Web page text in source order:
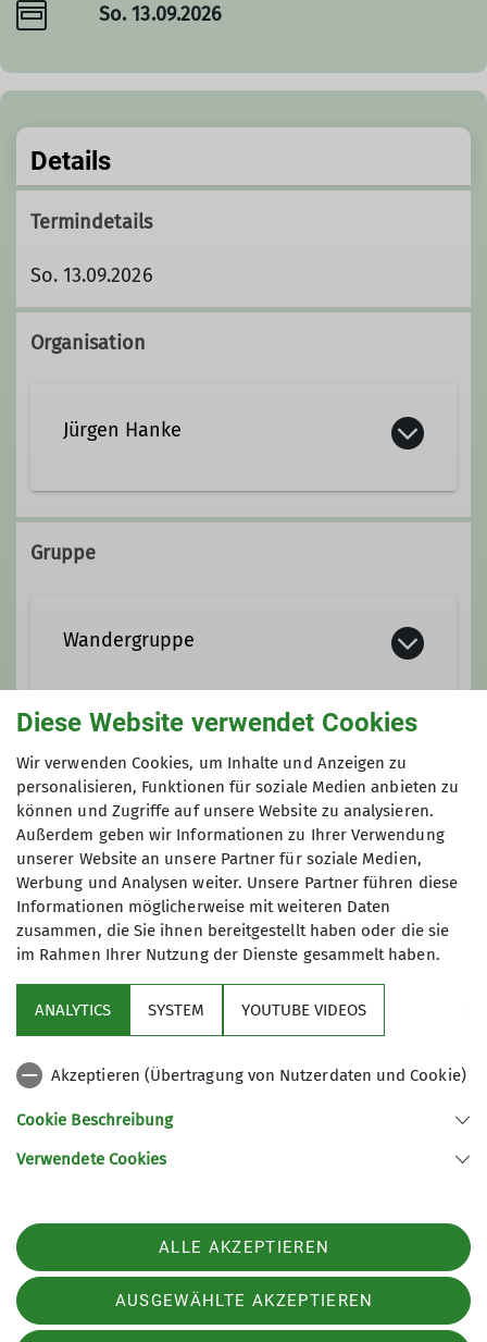
So. 13.09.2026
Details
Termindetails
So. 13.09.2026
Organisation
Jürgen Hanke
0561 8150807
0176 53972257
Gruppe
Wandergruppe
Wir wandern bei Streckenlängen
zwischen 12 und 20 km jeden zweiten
und vierten Sonntag im Monat.
Kontakt aufnehmen
Details
Anmeldung bis
11.09.2026
Sektion
Gruppen im Fokus
34131 Kassel
Telefon +49561104046
Diese Website verwendet Cookies
Wir verwenden Cookies, um Inhalte und Anzeigen zu
personalisieren, Funktionen für soziale Medien anbieten zu
können und Zugriffe auf unsere Website zu analysieren.
Außerdem geben wir Informationen zu Ihrer Verwendung
unserer Website an unsere Partner für soziale Medien,
Werbung und Analysen weiter. Unsere Partner führen diese
Informationen möglicherweise mit weiteren Daten
zusammen, die Sie ihnen bereitgestellt haben oder die sie
im Rahmen Ihrer Nutzung der Dienste gesammelt haben.
ANALYTICS SYSTEM YOUTUBE VIDEOS
Akzeptieren (Übertragung von Nutzerdaten und Cookie)
Cookie Beschreibung
Verwendete Cookies
ALLE AKZEPTIEREN
AUSGEWÄHLTE AKZEPTIEREN